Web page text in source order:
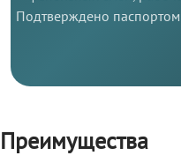
Подтверждено
Преимущества